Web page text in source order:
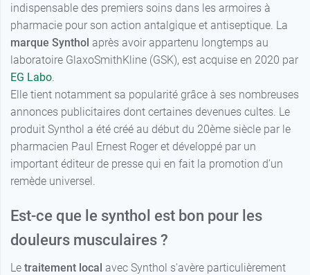
par 2 7,89 €
par 4 10,99 €
indispensable des premiers soins dans les armoires à
pharmacie pour son action antalgique et antiseptique. La
marque Synthol après avoir appartenu longtemps au
laboratoire GlaxoSmithKline (GSK), est acquise en 2020 par
EG Labo
Elle tient notamment sa popularité grâce à ses nombreuses
annonces publicitaires dont certaines devenues cultes. Le
produit Synthol a été créé au début du 20ème siècle par le
pharmacien Paul Ernest Roger et développé par un
important éditeur de presse qui en fait la promotion d’un
remède universel.
Est-ce que le synthol est bon pour les
douleurs musculaires ?
Le traitement local avec Synthol s'avère particulièrement